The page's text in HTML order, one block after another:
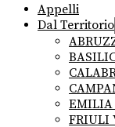
Appelli
Dal Territorio
EMILIA
FRIULI